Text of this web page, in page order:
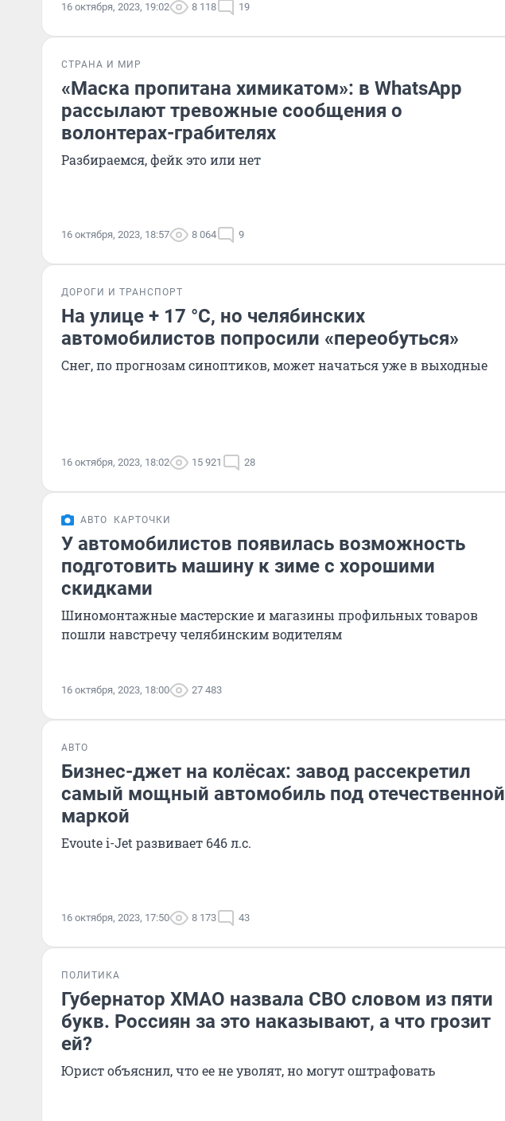
16 октября, 2023, 19:02 8 118 19
СТРАНА И МИР
«Маска пропитана химикатом»: в WhatsApp
рассылают тревожные сообщения о
волонтерах-грабителях
Разбираемся, фейк это или нет
16 октября, 2023, 18:57 8 064 9
ДОРОГИ И ТРАНСПОРТ
На улице + 17 °C, но челябинских
автомобилистов попросили «переобуться»
Снег, по прогнозам синоптиков, может начаться уже в выходные
16 октября, 2023, 18:02 15 921 28
АВТО КАРТОЧКИ
У автомобилистов появилась возможность
подготовить машину к зиме с хорошими
скидками
Шиномонтажные мастерские и магазины профильных товаров
пошли навстречу челябинским водителям
16 октября, 2023, 18:00 27 483
АВТО
Бизнес-джет на колёсах: завод рассекретил
самый мощный автомобиль под отечественной
маркой
Evoute i-Jet развивает 646 л.с.
16 октября, 2023, 17:50 8 173 43
ПОЛИТИКА
Губернатор ХМАО назвала СВО словом из пяти
букв. Россиян за это наказывают, а что грозит
ей?
Юрист объяснил, что ее не уволят, но могут оштрафовать